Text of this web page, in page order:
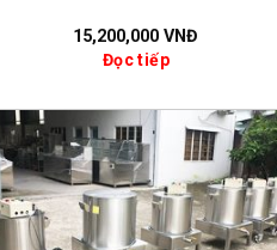
15,200,000 VNĐ
Đọc tiếp